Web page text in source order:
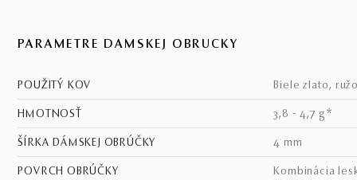
PARAMETRE DÁMSKEJ OBRÚČKY
POUŽITÝ KOV biele zlato,
HMOTNOSŤ 3,8 - 4,7 g*
ŠÍRKA DÁMSKEJ OBRÚČKY 4 mm
POVRCH OBRÚČKY kombinácia